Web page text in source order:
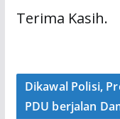
Terima Kasih.
Dikawal Polisi,
PDU berjalan